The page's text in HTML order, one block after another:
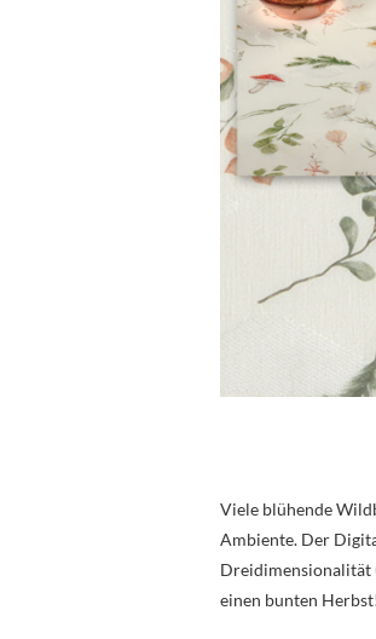
Viele blühende
Ambiente. Der
Dreidimensionalität
einen bunten Herbst!